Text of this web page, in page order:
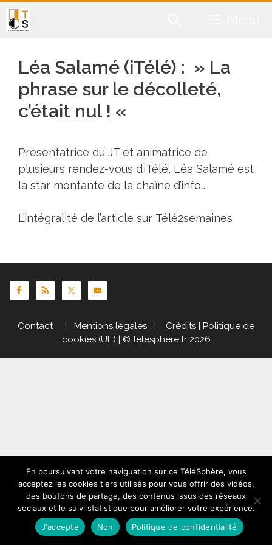
Aller
au
Léa Salamé (iTélé) : » La
phrase sur le décolleté,
c’était nul ! «
Présentatrice du JT et animatrice de
plusieurs rendez-vous d’iTélé, Léa Salamé est
la star montante de la chaîne d’info…
L’intégralité de l’article sur Télé2semaines
Contact| Mentions légales | Crédits | Politique de
cookies (UE) | © telesphere.fr 2026
En poursuivant votre naviguation sur ce TéléSphère, vous
acceptez les cookies tiers utilisés pour vous offrir des vidéos,
des boutons de partage, des contenus issus des réseaux
sociaux et le suivi statistique pour améliorer votre expérience.
J'accepte
Non Politique de confidentialité